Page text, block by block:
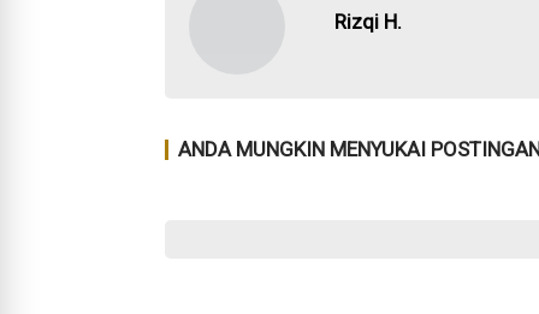
Rizqi H.
ANDA MUNGKIN MENYUKAI